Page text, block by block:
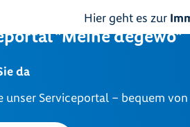
Hier geht es zur
"Meine degewo"
da
unser Serviceportal – bequem